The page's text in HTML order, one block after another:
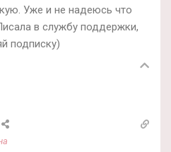
Уже и не надеюсь что
в службу поддержки,
подписку)